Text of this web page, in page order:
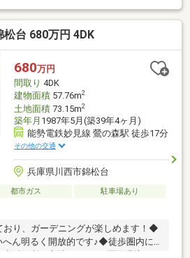
台 680万円 4DK
680万円
間取り 4DK
建物面積57.76m2
土地面積73.15m2
築年月 1987年5月(築39年4ヶ月)
能勢電鉄妙見線 鶯の森駅 徒歩17分
その他の交通
兵庫県川西市錦松台
都市ガス
駐車場あり
り、ガーデニングが楽しめます！◆
ん明るく開放的です♪◆徒歩圏内に